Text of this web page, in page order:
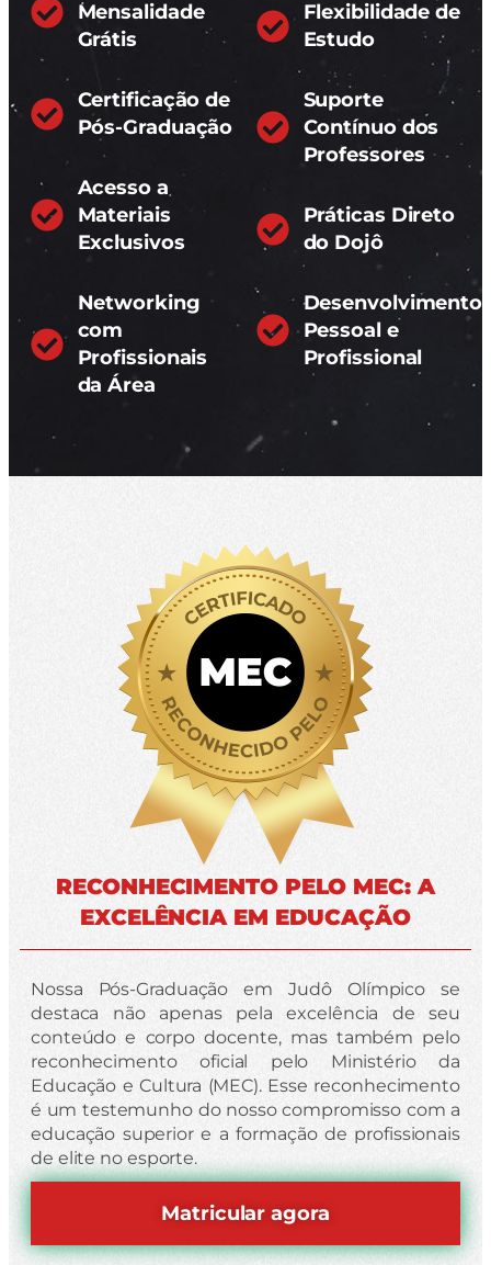
Mensalidade
Grátis
Certificação de
Pós-Graduação
Acesso a
Materiais
Exclusivos
Networking
com
Profissionais
da Área
Flexibilidade de
Estudo
Suporte
Contínuo dos
Professores
Práticas Direto
do Dojô
Desenvolvimento
Pessoal e
Profissional
RECONHECIMENTO PELO MEC: A
EXCELÊNCIA EM EDUCAÇÃO
Nossa Pós-Graduação em Judô Olímpico se
destaca não apenas pela excelência de seu
conteúdo e corpo docente, mas também pelo
reconhecimento oficial pelo Ministério da
Educação e Cultura (MEC). Esse reconhecimento
é um testemunho do nosso compromisso com a
educação superior e a formação de profissionais
de elite no esporte.
Matricular agora